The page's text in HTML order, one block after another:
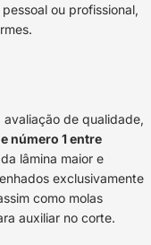
ou profissional,
de qualidade,
número 1 entre
lâmina maior e
exclusivamente
como molas
auxiliar no corte.